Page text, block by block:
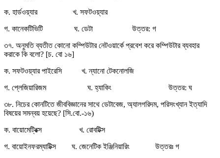
ক. হার্ডওয়্যার খ. সফটওয়্যার
গ. কানেকটিভিটি ঘ. ডেটা উত্তর: গ
৩৭. অনুমতি ব্যতীত কোনো কম্পিউটার নেটওয়ার্কে প্রবেশ করে কম্পিউটার ব্যবহার
করাকে কি বলো? [চ. বো ১৬]
ক. সফটওয়্যার পাইরেসি খ. ন্যানো টেকনোলজি
গ. প্লেজিয়ারিজম ঘ. হ্যাকিং উত্তর: ঘ
৩৮. নিচের কোনটিতে জীববিজ্ঞানের সাথে ডেটাবেজ, অ্যালগরিদম, পরিসংখ্যান ইত্যাদি
বিষয়ের সমন্বয় হয়েছে? [সি.বো.-১৬)
ক. বায়োমেট্রিক্স খ. রোবটিক্স
গ. বায়োইনফরম্যাটিক্স ঘ. জেনেটিক ইঞ্জিনিয়ারিং উত্তরঃ গ